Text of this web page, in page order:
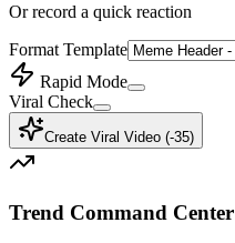
Or record a quick reaction
Format Template
Rapid Mode
Viral Check
Create Viral Video (-35)
Trend Command Center